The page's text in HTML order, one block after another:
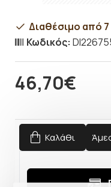
46,70€
Διαθέσιμο από
Κωδικός:
Καλάθι